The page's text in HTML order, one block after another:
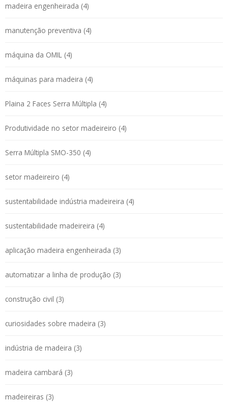
madeira engenheirada (4)
manutenção preventiva (4)
máquina da OMIL (4)
máquinas para madeira (4)
Plaina 2 Faces Serra Múltipla (4)
Produtividade no setor madeireiro (4)
Serra Múltipla SMO-350 (4)
setor madeireiro (4)
sustentabilidade indústria madeireira (4)
sustentabilidade madeireira (4)
aplicação madeira engenheirada (3)
automatizar a linha de produção (3)
construção civil (3)
curiosidades sobre madeira (3)
indústria de madeira (3)
madeira cambará (3)
madeireiras (3)